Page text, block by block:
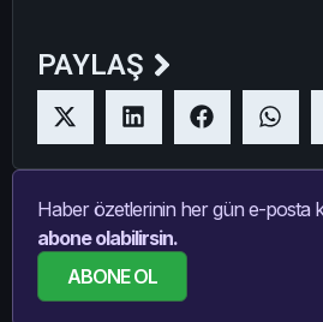
PAYLAŞ
Haber özetlerinin her gün e-posta
abone olabilirsin.
ABONE OL